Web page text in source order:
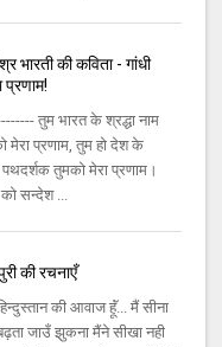
भारती की कविता - गांधी
प्रणाम!
तुम भारत के श्रद्धा नाम
मेरा प्रणाम, तुम हो देश के
पथदर्शक तुमको मेरा प्रणाम।
सन्‍देश ...
की रचनाएँ
की आवाज हॅूं... मैं सीना
जाउँ झुकना मैंने सीखा नही